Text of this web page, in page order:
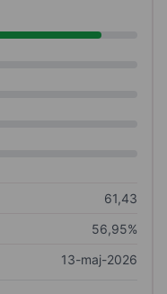
61,43
56,95%
13-maj-2026